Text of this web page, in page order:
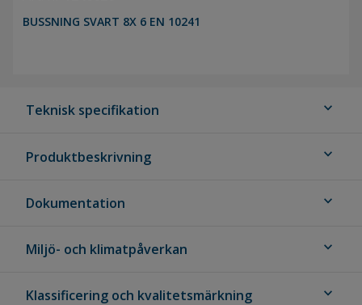
BUSSNING SVART 8X 6 EN 10241
Teknisk specifikation expand_more
Produktbeskrivning expand_more
Dokumentation expand_more
Miljö- och klimatpåverkan expand_more
Klassificering och kvalitetsmärkning expand_more